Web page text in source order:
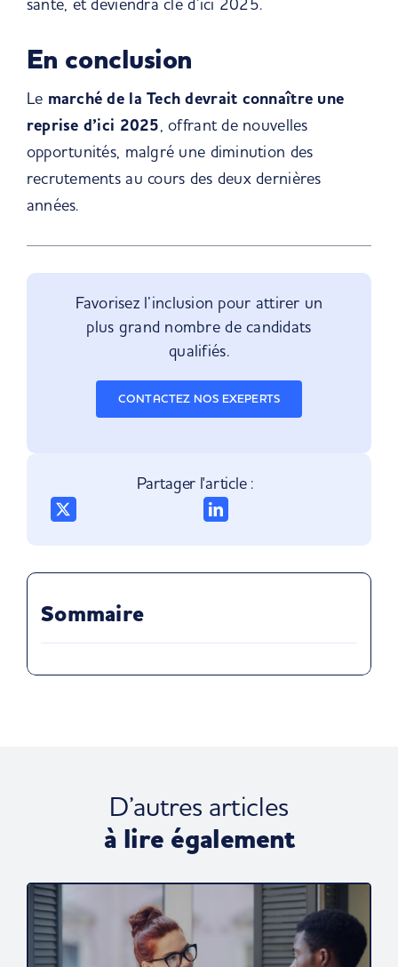
En conclusion
Le marché de la Tech devrait connaître une
reprise d’ici 2025, offrant de nouvelles
opportunités, malgré une diminution des
recrutements au cours des deux dernières
années.
Favorisez l’inclusion pour attirer un
plus grand nombre de candidats
qualifiés.
CONTACTEZ NOS EXEPERTS
Partager l'article :
Sommaire
D’autres articles
à lire également